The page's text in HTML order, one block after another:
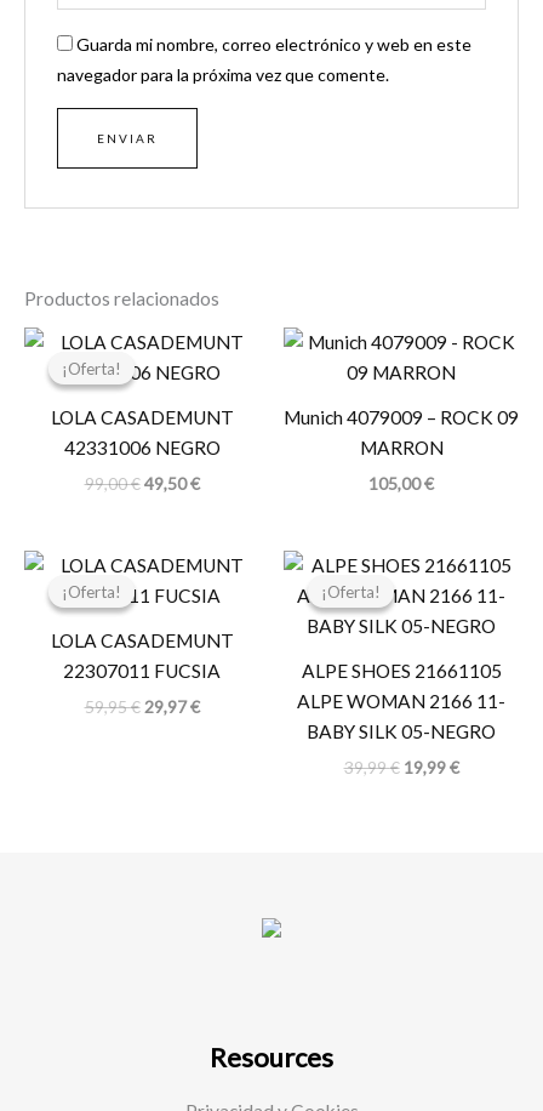
Guarda mi nombre, correo electrónico y web en este
navegador para la próxima vez que comente.
Productos relacionados
¡Oferta!
¡Oferta!
LOLA CASADEMUNT
42331006 NEGRO
99,00€
El
original
99,00 €.
49,50€
El
actual
49,50 €.
Munich 4079009 – ROCK 09
MARRON
105,00€
¡Oferta!
¡Oferta!
LOLA CASADEMUNT
22307011 FUCSIA
59,95€
El
original
59,95 €.
29,97€
El
actual
29,97 €.
¡Oferta!
¡Oferta!
ALPE SHOES 21661105
ALPE WOMAN 2166 11-
BABY SILK 05-NEGRO
39,99€
El
original
era:
19,99€
El
actual
es:
Resources